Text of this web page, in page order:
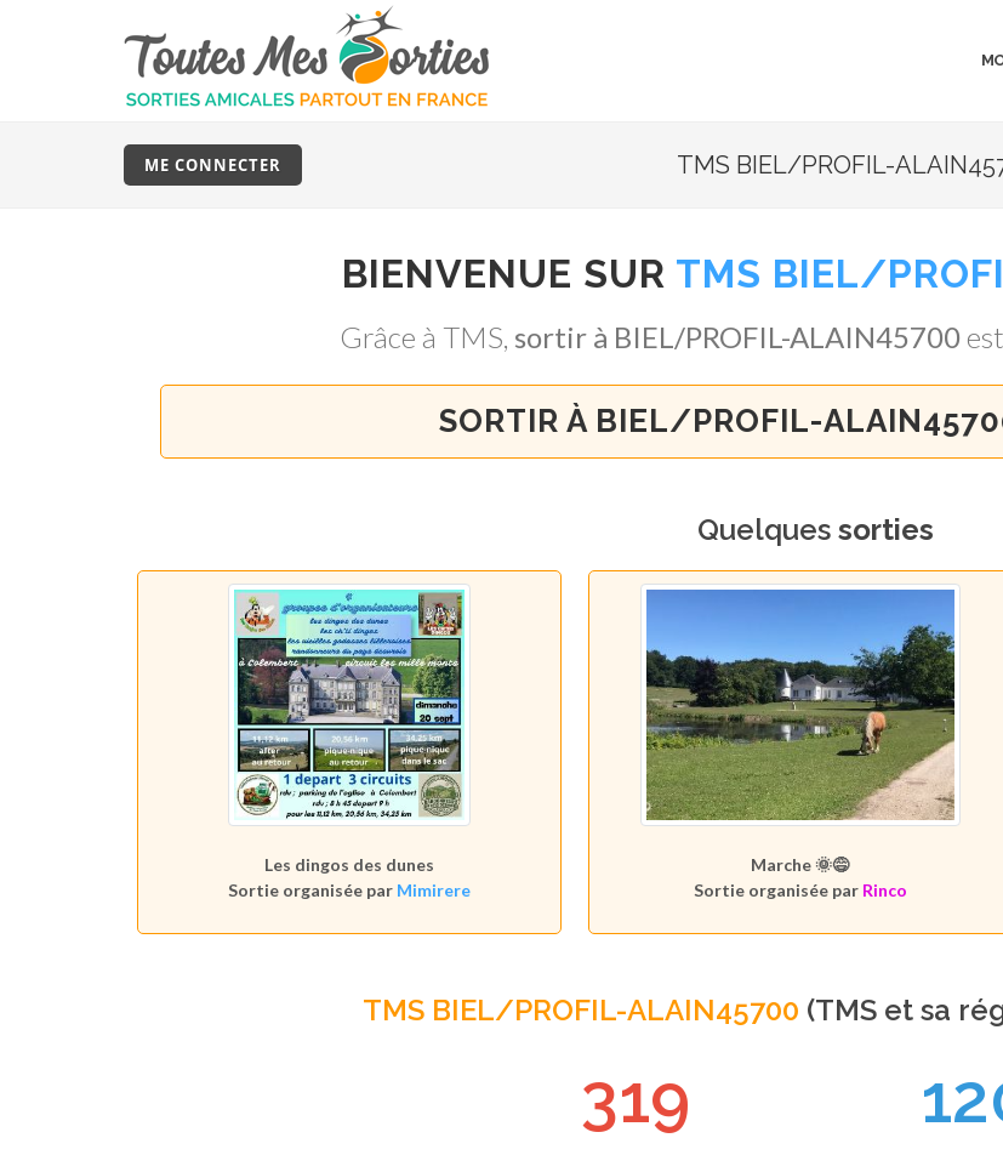
TMS BIEL/PROFIL-
ME CONNECTER
BIENVENUE SUR TMS BIEL/
Grâce à TMS, sortir à BIEL/PROFIL-ALAIN45700
SORTIR À BIEL/PROFIL-
Quelques sorties
Les dingos des dunes
Sortie organisée par Mimirere
Marche 🌞😅
Sortie organisée par Rinco
TMS BIEL/PROFIL-ALAIN45700 (TMS et sa
340